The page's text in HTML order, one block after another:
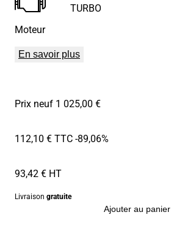
Moteur
TURBO
En savoir plus
Prix neuf 1 025,00 €
112,10 € TTC-89,06%
93,42 € HT
Livraison gratuite
Ajouter au panier